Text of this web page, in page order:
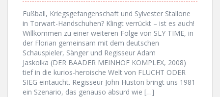
Fußball, Kriegsgefangenschaft und Sylvester Stallone
in Torwart-Handschuhen? Klingt verrückt – ist es auch!
Willkommen zu einer weiteren Folge von SLY TIME, in
der Florian gemeinsam mit dem deutschen
Schauspieler, Sänger und Regisseur Adam
Jaskolka (DER BAADER MEINHOF KOMPLEX, 2008)
tief in die kurios-heroische Welt von FLUCHT ODER
SIEG eintaucht. Regisseur John Huston bringt uns 1981
ein Szenario, das genauso absurd wie […]